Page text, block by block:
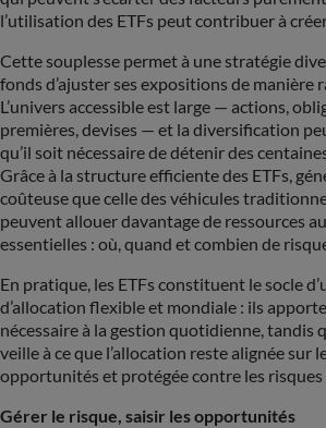
l’utilisation des ETFs peut contribuer à
Cette souplesse permet à une stratégie
fonds d’ajuster ses expositions de manière
L’univers accessible est large — actions,
premières, devises — et la diversification
qu’il soit nécessaire de détenir des
Grâce à la structure efficiente des ETFs,
coûteuse que celle des véhicules
peuvent allouer davantage de ressources
essentielles : où, quand et combien de
En pratique, les ETFs constituent le socle
d’allocation flexible et mondiale : ils
nécessaire à la gestion quotidienne, tandis
veille à ce que l’allocation reste alignée sur
opportunités et protégée contre les risques
Gérer le risque, saisir les opportunités